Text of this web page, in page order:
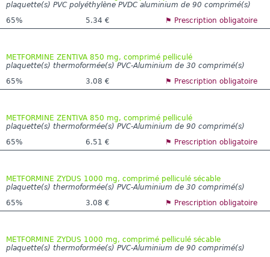
plaquette(s) PVC polyéthylène PVDC aluminium de 90 comprimé(s)
65%
5.34 € ⚑ Prescription obligatoire
METFORMINE ZENTIVA 850 mg, comprimé pelliculé
plaquette(s) thermoformée(s) PVC-Aluminium de 30 comprimé(s)
65%
3.08 € ⚑ Prescription obligatoire
METFORMINE ZENTIVA 850 mg, comprimé pelliculé
plaquette(s) thermoformée(s) PVC-Aluminium de 90 comprimé(s)
65%
6.51 € ⚑ Prescription obligatoire
METFORMINE ZYDUS 1000 mg, comprimé pelliculé sécable
plaquette(s) thermoformée(s) PVC-Aluminium de 30 comprimé(s)
65%
3.08 € ⚑ Prescription obligatoire
METFORMINE ZYDUS 1000 mg, comprimé pelliculé sécable
plaquette(s) thermoformée(s) PVC-Aluminium de 90 comprimé(s)